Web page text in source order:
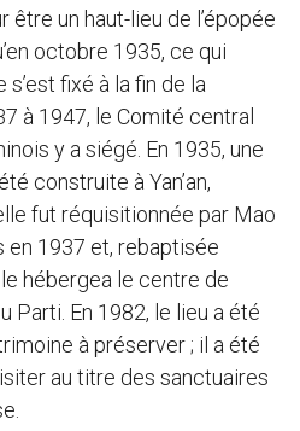
être un haut-lieu de l’épopée
octobre 1935, ce qui
fixé à la fin de la
à 1947, le Comité central
y a siégé. En 1935, une
construite à Yan’an,
elle fut réquisitionnée par Mao
1937 et, rebaptisée
hébergea le centre de
Parti. En 1982, le lieu a été
à préserver ; il a été
au titre des sanctuaires